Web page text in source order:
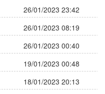
26/01/2023 23:42
26/01/2023 08:19
26/01/2023 00:40
19/01/2023 00:48
18/01/2023 20:13